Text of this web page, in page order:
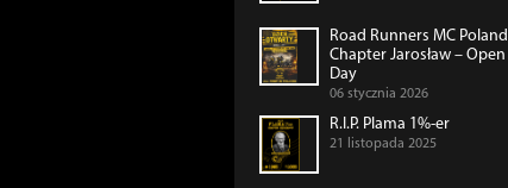
Road Runners MC Poland
Chapter Jarosław – Open
Day
06 stycznia 2026
R.I.P. Plama 1%-er
21 listopada 2025